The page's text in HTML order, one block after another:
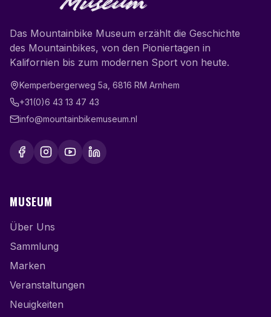
Das Mountainbike Museum erzählt die Geschichte
des Mountainbikes, von den Pioniertagen in
Kalifornien bis zum modernen Sport von heute.
Kemperbergerweg 5a 6816 RM Arnhem
+31(0)6 43 13 47 43
info@mountainbikemuseum.nl
MUSEUM
Über Uns
Sammlung
Marken
Veranstaltungen
Neuigkeiten